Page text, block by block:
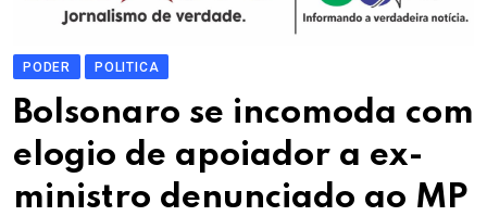
PODER POLITICA
Bolsonaro se incomoda com
elogio de apoiador a ex-
ministro denunciado ao MP